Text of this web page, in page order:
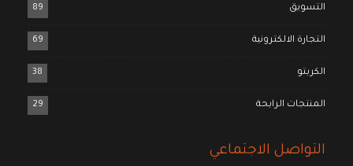
التسويق 89
التجارة الالكترونية 69
الكربتو 38
المنتجات الرابحة 29
التواصل الاجتماعي